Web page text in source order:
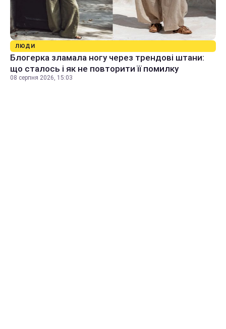
ЛЮДИ
Блогерка зламала ногу через трендові штани:
що сталось і як не повторити її помилку
08 серпня 2026, 15:03